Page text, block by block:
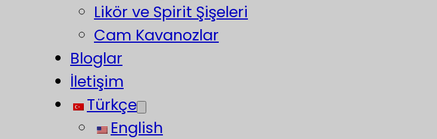
Likör ve Spirit Şişeleri
Cam Kavanozlar
Bloglar
İletişim
Türkçe
English